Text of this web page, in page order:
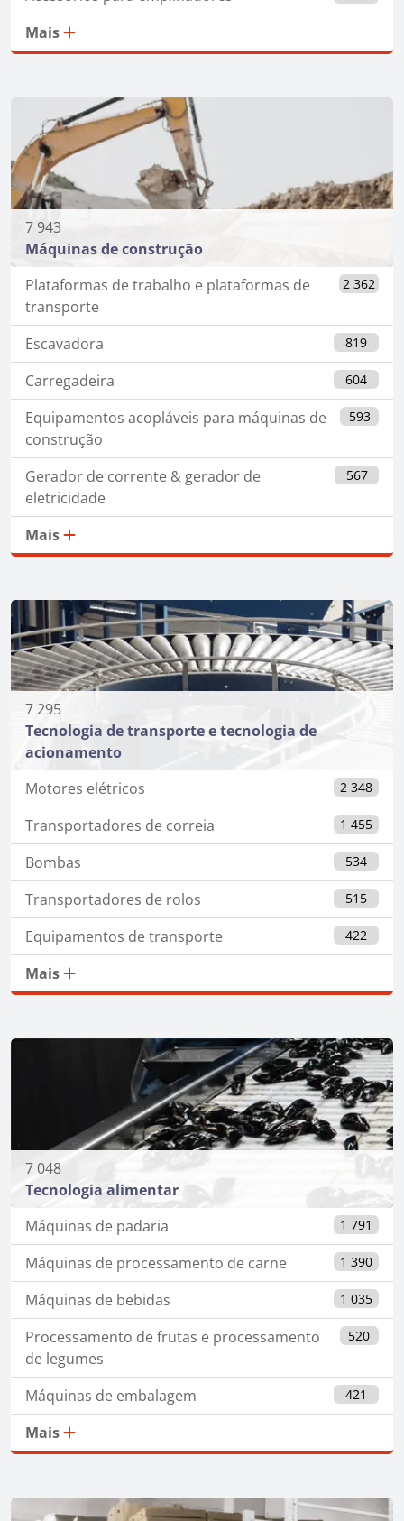
Mais
7 943
Máquinas de construção
Plataformas de trabalho e plataformas de
transporte
2 362
Escavadora 819
Carregadeira 604
Equipamentos acopláveis para máquinas de
construção
593
Gerador de corrente & gerador de
eletricidade
567
Mais
7 295
Tecnologia de transporte e tecnologia de
acionamento
Motores elétricos
2 348
Transportadores de correia 1 455
Bombas 534
Transportadores de rolos 515
Equipamentos de transporte 422
Mais
7 048
Tecnologia alimentar
Máquinas de padaria
1 791
Máquinas de processamento de carne 1 390
Máquinas de bebidas 1 035
Processamento de frutas e processamento
de legumes
520
Máquinas de embalagem 421
Mais